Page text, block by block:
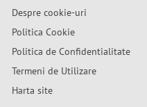
Despre cookie-uri
Politica Cookie
Politica de Confidentialitate
Termeni de Utilizare
Harta site